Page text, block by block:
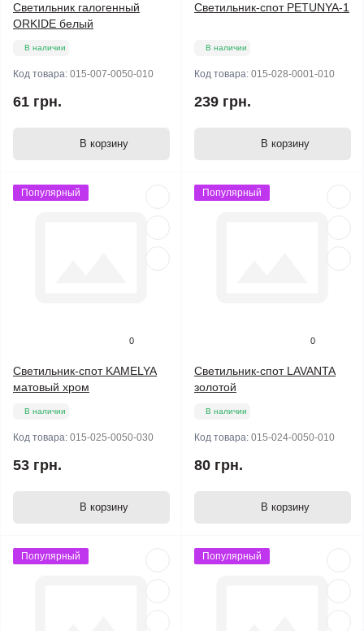
Светильник галогенный
ORKIDE белый
В наличии
Код товара: 015-007-0050-010
61 грн.
В корзину
Светильник-спот PETUNYA-1
В наличии
Код товара: 015-028-0001-010
239 грн.
В корзину
Популярный
0
Светильник-спот KAMELYA
матовый хром
В наличии
Код товара: 015-025-0050-030
53 грн.
В корзину
Популярный
0
Светильник-спот LAVANTA
золотой
В наличии
Код товара: 015-024-0050-010
80 грн.
В корзину
Популярный Популярный